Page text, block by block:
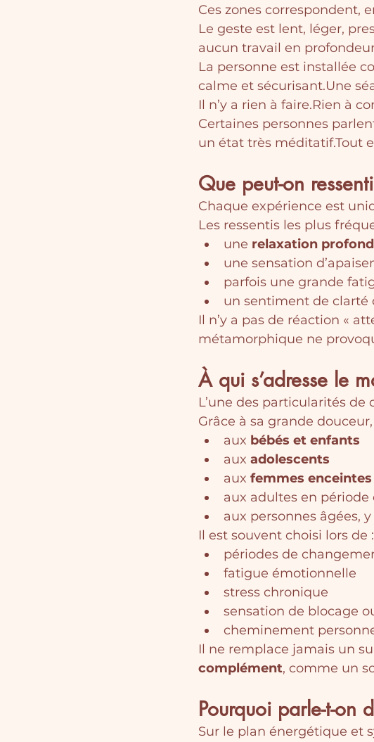
Ces zones correspondent,
Le geste est lent, léger,
aucun travail en
La personne est installée
calme et sécurisant.Une
Il n’y a rien à faire.Rien à
Certaines personnes
un état très méditatif.Tout
Que peut-on
Chaque expérience est
Les ressentis les plus
une relaxation
une sensation
parfois une grande
un sentiment de clarté
Il n’y a pas de réaction «
métamorphique ne
À qui s’adresse le
L’une des particularités de
Grâce à sa grande
aux bébés et enfants
aux adolescents
aux femmes enceintes
aux adultes en
aux personnes âgées,
Il est souvent choisi lors de :
périodes de
fatigue émotionnelle
stress chronique
sensation de blocage
cheminement
Il ne remplace jamais un
complément, comme un
Pourquoi parle-t-on
Sur le plan énergétique et